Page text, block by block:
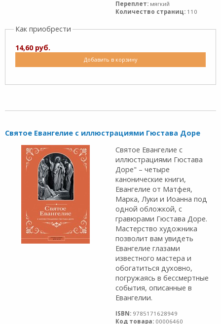
Переплет: мягкий
Количество страниц: 110
Как приобрести
14,60 руб.
Добавить в корзину
Святое Евангелие с иллюстрациями Гюстава Доре
Святое Евангелие с
иллюстрациями Гюстава
Доре" – четыре
канонические книги,
Евангелие от Матфея,
Марка, Луки и Иоанна под
одной обложкой, с
гравюрами Гюстава Доре.
Мастерство художника
позволит вам увидеть
Евангелие глазами
известного мастера и
обогатиться духовно,
погружаясь в бессмертные
события, описанные в
Евангелии.
ISBN: 9785171628949
Код товара: 00006460